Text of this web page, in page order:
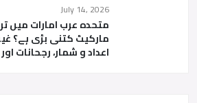
July 14, 2026
متحدہ عرب امارات میں
مارکیٹ کتنی بڑی ہے؟
اعداد و شمار، رجحانات